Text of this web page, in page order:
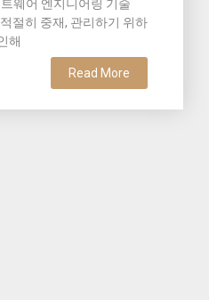
웨어 엔지니어링 기술
절히 중재, 관리하기 위하
해
Read More